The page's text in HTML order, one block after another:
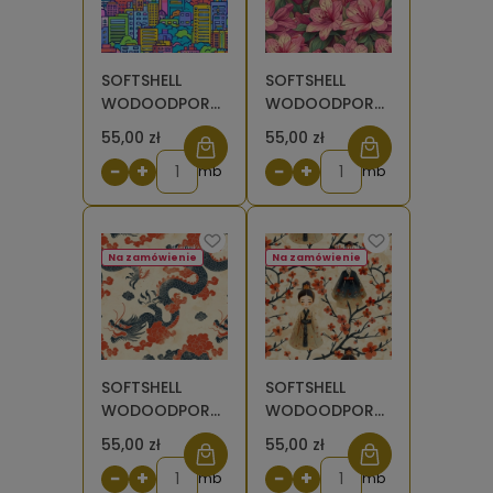
SOFTSHELL
WODOODPORNY
Kolorowe
miasto [6-8]
55,00 zł
− + mb
SOFTSHELL
WODOODPORNY
Lilie różowe na
ciemnozielonych
liściach [6-8]
55,00 zł
− + mb
SOFTSHELL
WODOODPORNY
Wzory
orientalne -
Chiński smok w
55,00 zł
Na zamówienie
− + mb
SOFTSHELL
WODOODPORNY
Wzory
orientalne -
Laleczki w
55,00 zł
Na zamówienie
− + mb